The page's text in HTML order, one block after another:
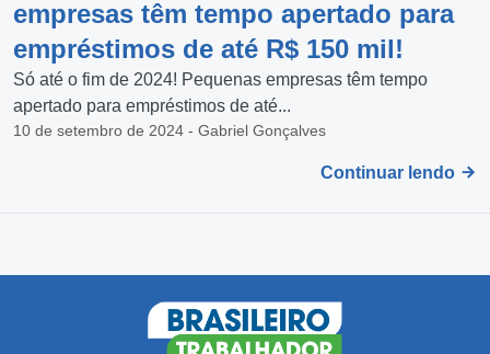
empresas têm tempo apertado para
empréstimos de até R$ 150 mil!
Só até o fim de 2024! Pequenas empresas têm tempo
apertado para empréstimos de até...
10 de setembro de 2024 - Gabriel Gonçalves
Continuar lendo